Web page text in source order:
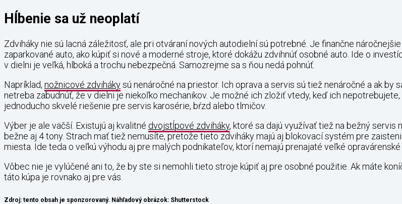
Hĺbenie sa už neoplatí
Zdviháky nie sú lacná záležitosť, ale pri otváraní nových autodielní sú potrebné. Je finančne
zaparkované auto, ako kúpiť si nové a moderné stroje, ktoré dokážu zdvihnúť osobné auto. Ide o
v dielni je veľká, hlboká a trochu nebezpečná. Samozrejme sa s ňou nedá pohnúť.
Napríklad, nožnicové zdvihákysú nenáročné na priestor. Ich oprava a servis sú tiež nenáročné a ak
netreba zabudnúť, že v dielni je niekoľko mechanikov. Je možné ich zložiť vtedy, keď ich
jednoducho skvelé riešenie pre servis karosérie, bŕzd alebo tlmičov.
Výber je ale väčší. Existujú aj kvalitné dvojstĺpové zdviháky, ktoré sa dajú využívať tiež na bežný servis
bežne aj 4 tony. Strach mať tiež nemusíte, pretože tieto zdviháky majú aj blokovací systém pre
miesta. Ide teda o veľkú výhodu aj pre malých podnikateľov, ktorí nemajú prenajaté veľké opravárenské
Vôbec nie je vylúčené ani to, že by ste si nemohli tieto stroje kúpiť aj pre osobné použitie. Ak máte
táto kúpa je rovnako aj pre vás.
Zdroj: tento obsah je sponzorovaný. Náhľadový obrázok: Shutterstock